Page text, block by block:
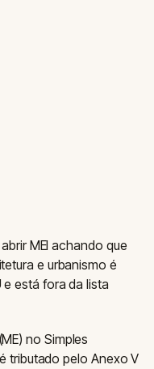
MEI achando que
e urbanismo é
está fora da lista
no Simples
tributado pelo Anexo V